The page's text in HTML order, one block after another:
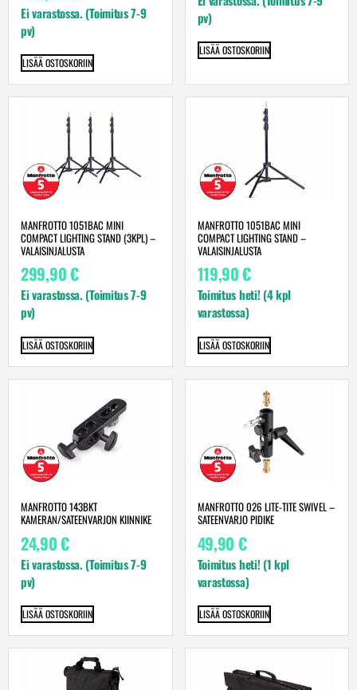
Ei varastossa. (Toimitus 7-9
pv)
LISÄÄ OSTOSKORIIN
pv)
LISÄÄ OSTOSKORIIN
MANFROTTO 1051BAC MINI
COMPACT LIGHTING STAND (3KPL) –
VALAISINJALUSTA
299,90€
Ei varastossa. (Toimitus 7-9
pv)
LISÄÄ OSTOSKORIIN
MANFROTTO 1051BAC MINI
COMPACT LIGHTING STAND –
VALAISINJALUSTA
119,90€
Toimitus heti! (4 kpl
varastossa)
LISÄÄ OSTOSKORIIN
MANFROTTO 143BKT
KAMERAN/SATEENVARJON KIINNIKE
24,90€
Ei varastossa. (Toimitus 7-9
pv)
LISÄÄ OSTOSKORIIN
MANFROTTO 026 LITE-TITE SWIVEL –
SATEENVARJO PIDIKE
49,90 €
Toimitus heti! (1 kpl
varastossa)
LISÄÄ OSTOSKORIIN